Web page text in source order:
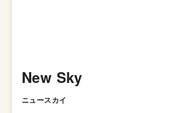
New Sky
ニュースカイ